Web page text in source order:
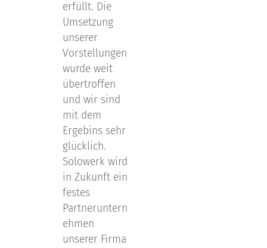
erfüllt. Die
Umsetzung
unserer
Vorstellungen
wurde weit
übertroffen
und wir sind
mit dem
Ergebins sehr
glücklich.
Solowerk wird
in Zukunft ein
festes
Partneruntern
ehmen
unserer Firma